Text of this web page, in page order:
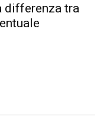
differenza tra